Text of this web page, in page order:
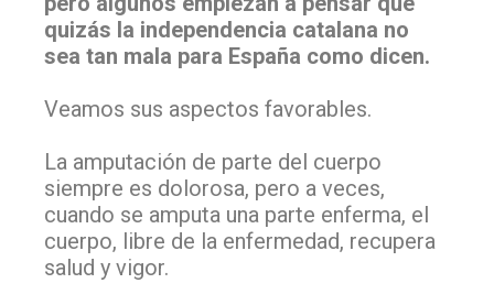
quizás la independencia catalana no
sea tan mala para España como dicen.
Veamos sus aspectos favorables.
La amputación de parte del cuerpo
siempre es dolorosa, pero a veces,
cuando se amputa una parte enferma, el
cuerpo, libre de la enfermedad, recupera
salud y vigor.